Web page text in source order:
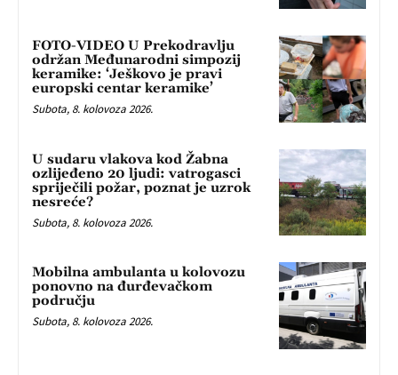
FOTO-VIDEO U Prekodravlju
održan Međunarodni simpozij
keramike: ‘Ješkovo je pravi
europski centar keramike’
Subota, 8. kolovoza 2026.
U sudaru vlakova kod Žabna
ozlijeđeno 20 ljudi: vatrogasci
spriječili požar, poznat je uzrok
nesreće?
Subota, 8. kolovoza 2026.
Mobilna ambulanta u kolovozu
ponovno na đurđevačkom
području
Subota, 8. kolovoza 2026.